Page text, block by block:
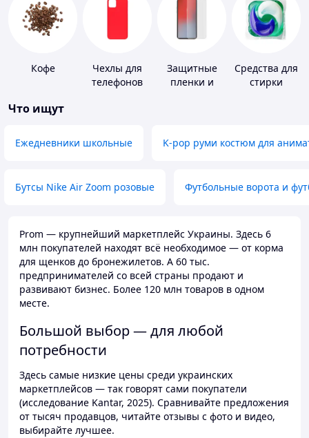
Кофе
Чехлы для
телефонов
Защитные
пленки и
Средства для
стирки
Что ищут
Ежедневники школьные K-pop руми костюм для
Бутсы Nike Air Zoom розовые Футбольные ворота и
Prom — крупнейший маркетплейс Украины. Здесь 6
млн покупателей находят всё необходимое — от корма
для щенков до бронежилетов. А 60 тыс.
предпринимателей со всей страны продают и
развивают бизнес. Более 120 млн товаров в одном
месте.
Большой выбор — для любой
потребности
Здесь самые низкие цены среди украинских
маркетплейсов — так говорят сами покупатели
(исследование Kantar, 2025). Сравнивайте предложения
от тысяч продавцов, читайте отзывы с фото и видео,
выбирайте лучшее.